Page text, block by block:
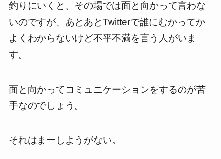
釣りにいくと、その場では面と向かって言わな
いのですが、あとあとTwitterで誰にむかってか
よくわからないけど不平不満を言う人がいま
す。
面と向かってコミュニケーションをするのが苦
手なのでしょう。
それはまーしようがない。